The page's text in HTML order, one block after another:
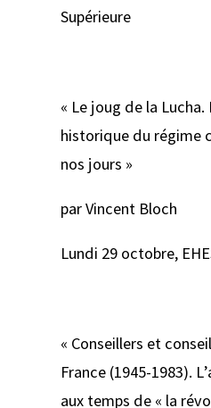
Supérieure
« Le joug de la Lucha.
historique du régime
nos jours »
par Vincent Bloch
Lundi 29 octobre,
« Conseillers et
France (1945-1983).
aux temps de « la